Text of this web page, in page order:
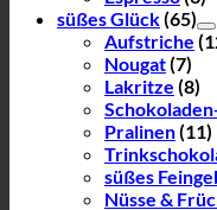
süßes Glück(65)
Aufstriche
Nougat(7)
Lakritze (8)
Pralinen(11)
süßes
Nüsse &